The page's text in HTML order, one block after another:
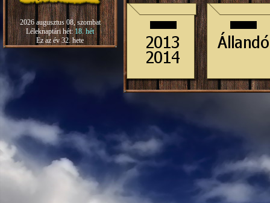
2026 augusztus 08, szombat
Léleknaptári hét:18. hét
Ez az év 32. hete